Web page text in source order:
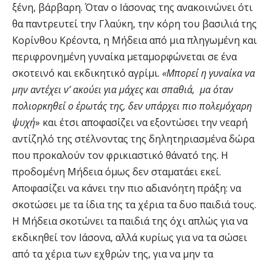
ξένη, βάρβαρη. Όταν ο Ιάσονας της ανακοινώνει ότι
θα παντρευτεί την Γλαύκη, την κόρη του βασιλιά της
Κορίνθου Κρέοντα, η Μήδεια από μια πληγωμένη και
περιφρονημένη γυναίκα μεταμορφώνεται σε ένα
σκοτεινό και εκδικητικό αγρίμι. «Μπορεί η γυναίκα να
μην αντέχει ν’ ακούει για μάχες και σπαθιά, μα όταν
πολιορκηθεί ο έρωτάς της, δεν υπάρχει πιο πολεμόχαρη
ψυχή» και έτσι αποφασίζει να εξοντώσει την νεαρή
αντίζηλό της στέλνοντας της δηλητηριασμένα δώρα
που προκαλούν τον φρικιαστικό θάνατό της. Η
προδομένη Μήδεια όμως δεν σταματάει εκεί.
Αποφασίζει να κάνει την πιο αδιανόητη πράξη: να
σκοτώσει με τα ίδια της τα χέρια τα δυο παιδιά τους.
Η Μήδεια σκοτώνει τα παιδιά της όχι απλώς για να
εκδικηθεί τον Ιάσονα, αλλά κυρίως για να τα σώσει
από τα χέρια των εχθρών της, για να μην τα